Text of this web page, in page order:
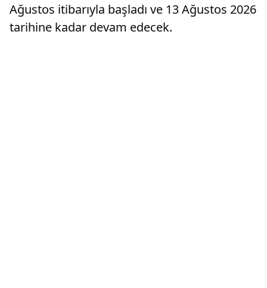
Ağustos itibarıyla başladı ve 13 Ağustos 2026
tarihine kadar devam edecek.